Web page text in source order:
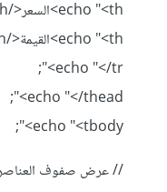
// عرض صفوف العناصر